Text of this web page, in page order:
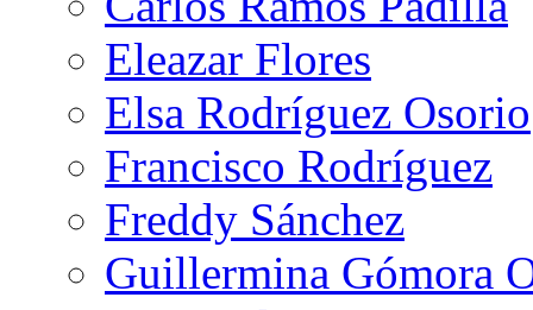
Eleazar Flores
Elsa Rodríguez Osorio
Francisco Rodríguez
Freddy Sánchez
Guillermina Gómora